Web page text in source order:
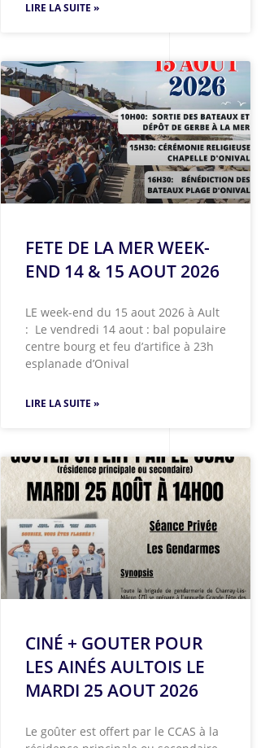
LIRE LA SUITE »
FETE DE LA MER WEEK-
END 14 & 15 AOUT 2026
LE week-end du 15 aout 2026 à Ault
: Le vendredi 14 aout : bal populaire
centre bourg et feu d’artifice à 23h
esplanade d’Onival
LIRE LA SUITE »
CINÉ + GOUTER POUR
LES AINÉS AULTOIS LE
MARDI 25 AOUT 2026
Le goûter est offert par le CCAS à la